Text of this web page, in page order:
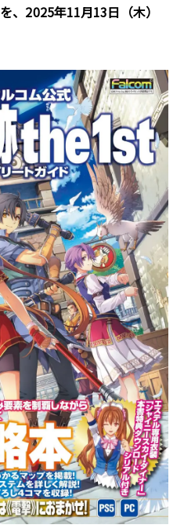
、2025年11月13日（木）